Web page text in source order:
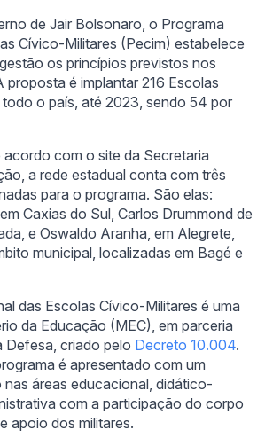
de Jair Bolsonaro, o Programa
Cívico-Militares (Pecim) estabelece
os princípios previstos nos
proposta é implantar 216 Escolas
o país, até 2023, sendo 54 por
com o site da Secretaria
a rede estadual conta com três
para o programa. São elas:
Caxias do Sul, Carlos Drummond de
e Oswaldo Aranha, em Alegrete,
municipal, localizadas em Bagé e
das Escolas Cívico-Militares é uma
da Educação (MEC), em parceria
Defesa, criado pelo Decreto 10.004.
é apresentado com um
áreas educacional, didático-
com a participação do corpo
apoio dos militares.